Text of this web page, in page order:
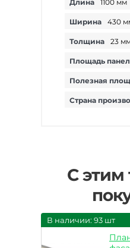
Длина 1100 мм
Ширина 430
Толщина 23
Площадь
Полезная
Страна
С этим
В наличии: 93 шт